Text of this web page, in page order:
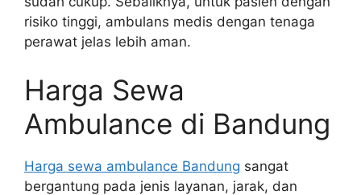
risiko tinggi, ambulans medis dengan tenaga
perawat jelas lebih aman.
Harga Sewa
Ambulance di Bandung
Harga sewa ambulance Bandung sangat
bergantung pada jenis layanan, jarak, dan